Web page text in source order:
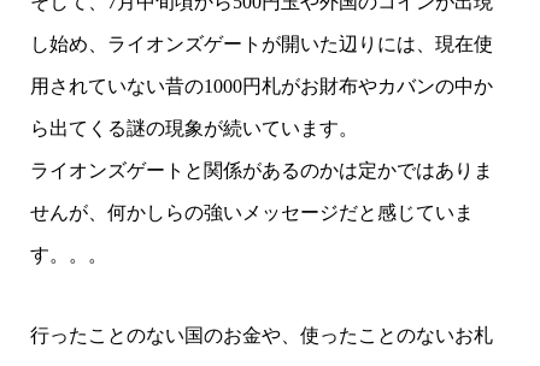
し始め、ライオンズゲートが開いた辺りには、現在使
用されていない昔の1000円札がお財布やカバンの中か
ら出てくる謎の現象が続いています。
ライオンズゲートと関係があるのかは定かではありま
せんが、何かしらの強いメッセージだと感じていま
す。。。
行ったことのない国のお金や、使ったことのないお札